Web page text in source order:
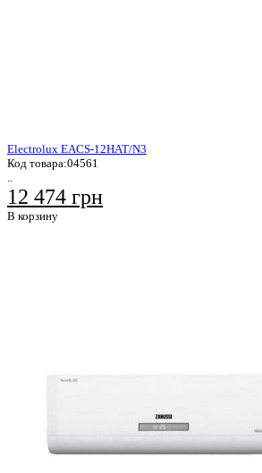
Electrolux EACS-12HAT/N3
Код товара:04561
..
12 474 грн
В корзину